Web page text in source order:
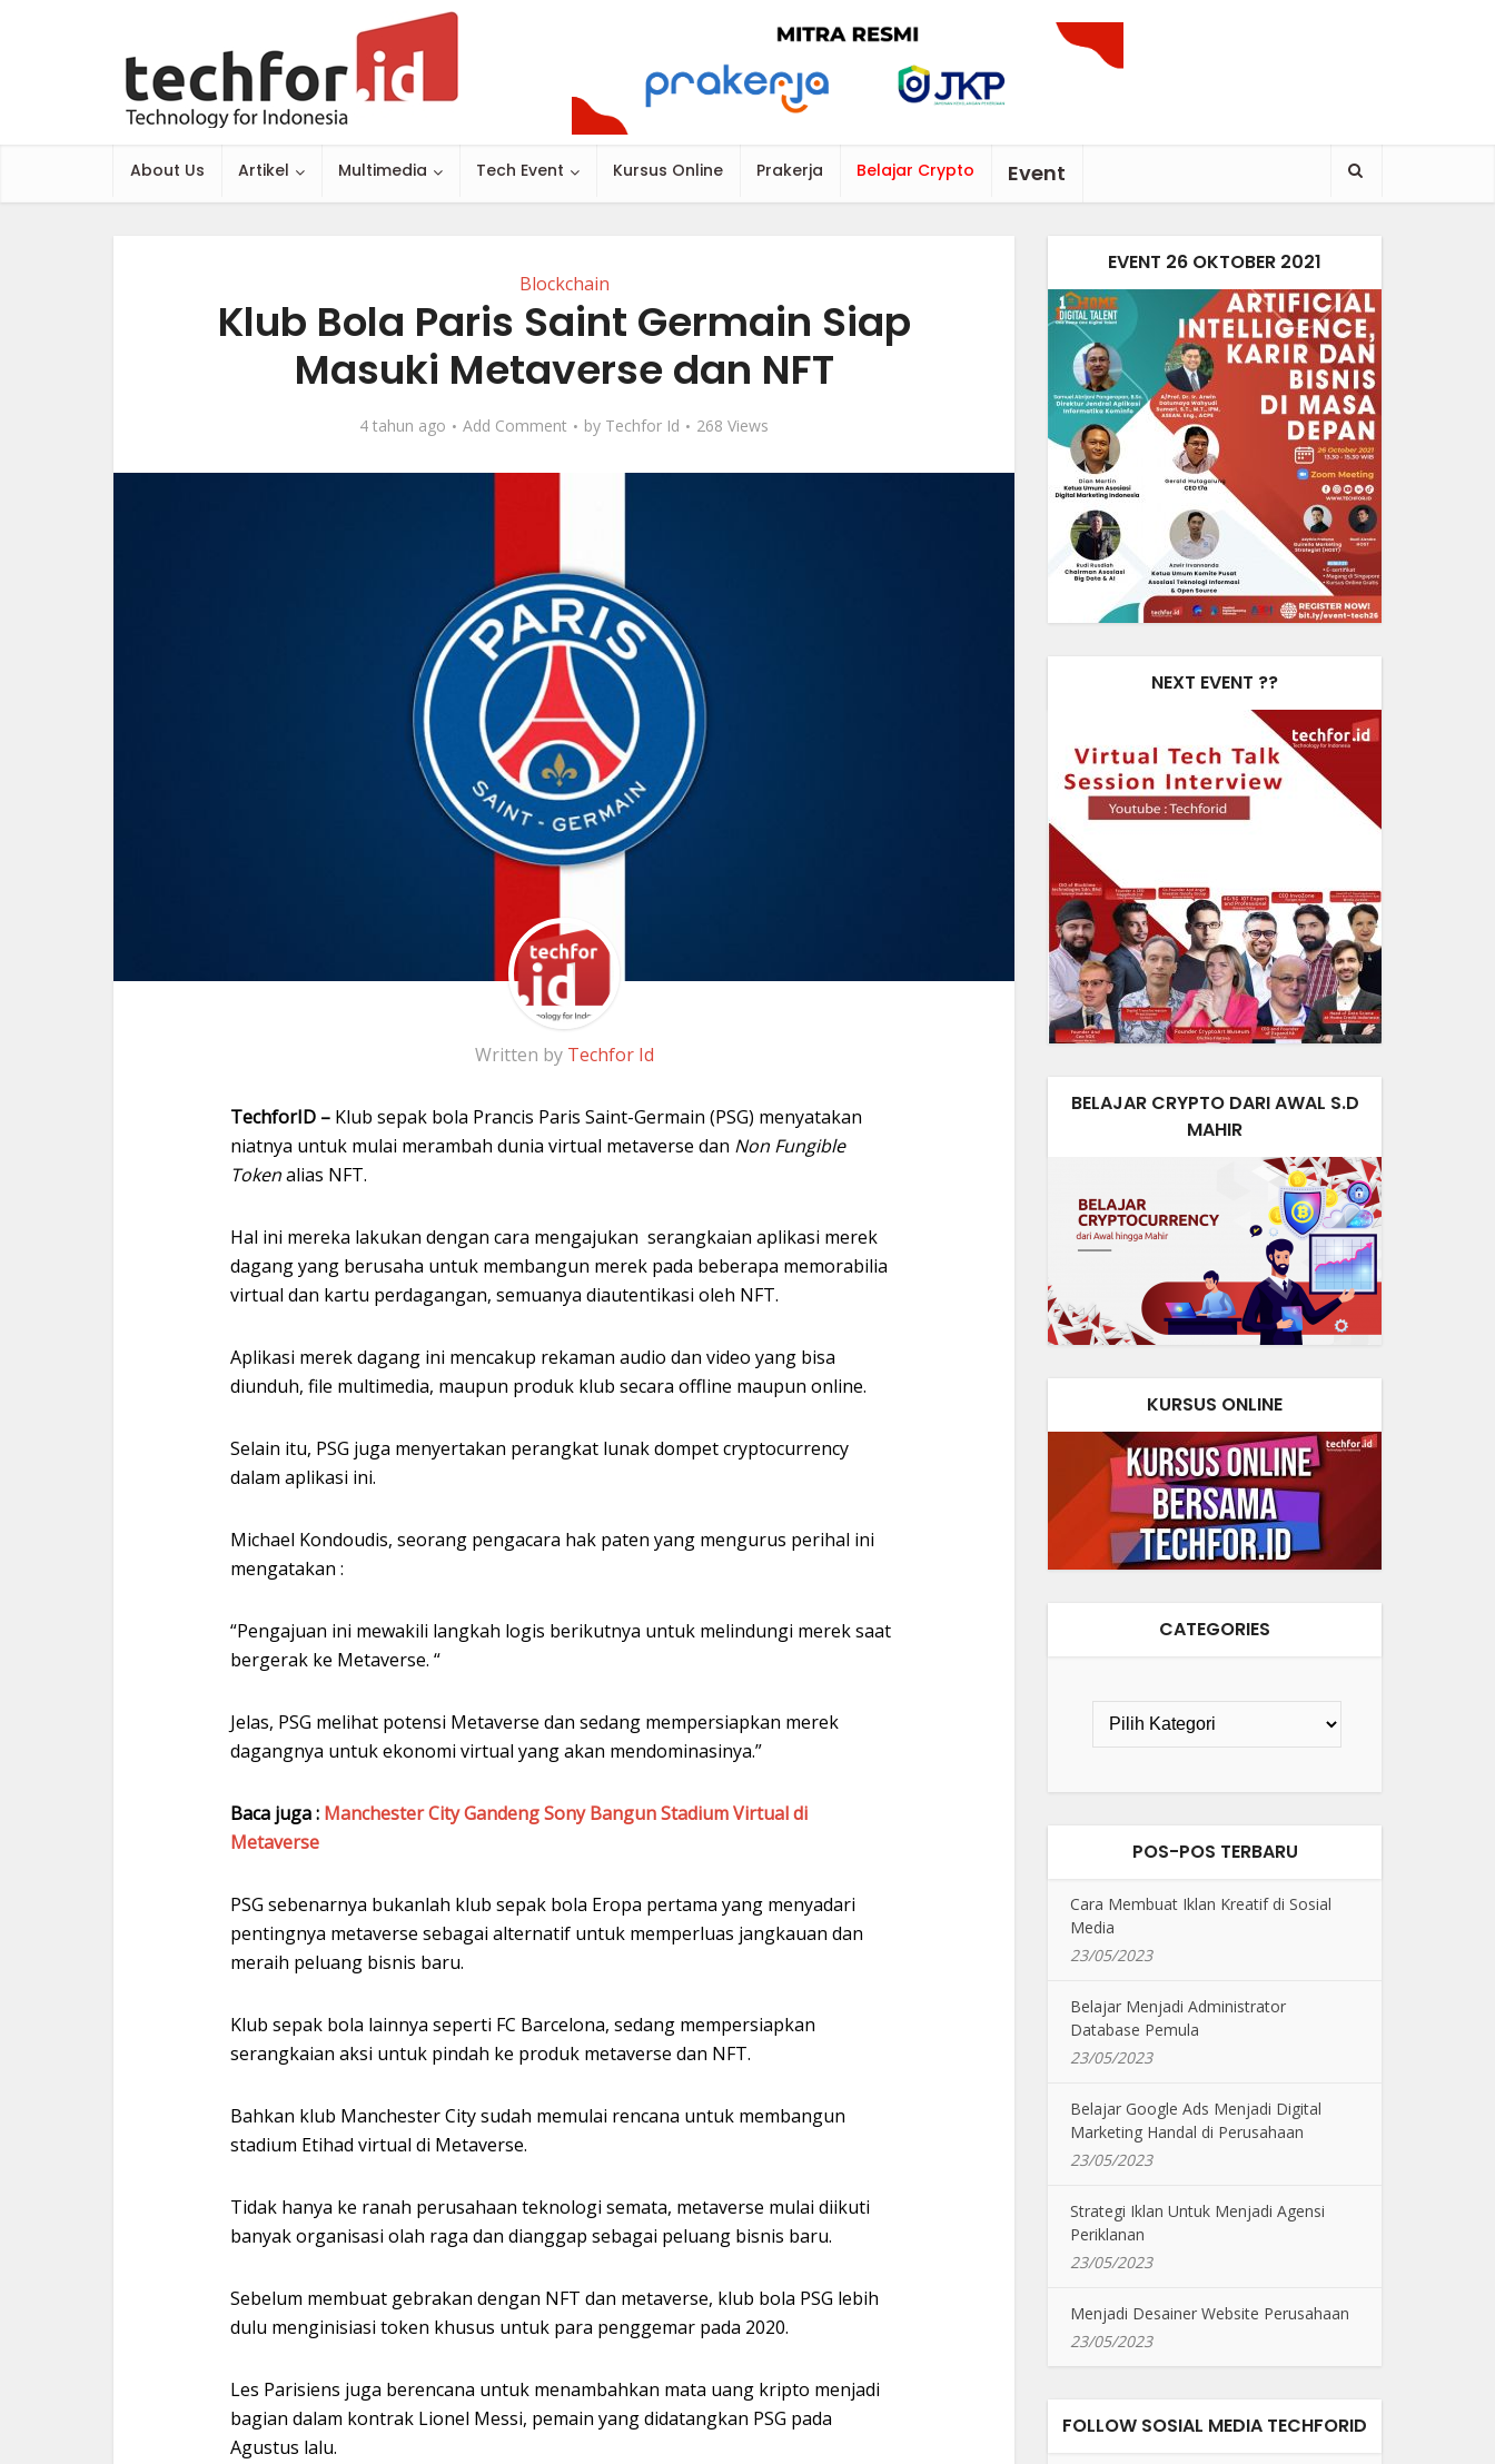
About Us Artikel Multimedia Tech Event Kursus Online Prakerja Belajar Crypto Event
Blockchain
Klub Bola Paris Saint Germain Siap
Masuki Metaverse dan NFT
4 tahun ago Add Comment by Techfor Id 268 Views
Written by Techfor Id
TechforID – Klub sepak bola Prancis Paris Saint-Germain (PSG) menyatakan
niatnya untuk mulai merambah dunia virtual metaverse dan Non Fungible
Tokenalias NFT.
Hal ini mereka lakukan dengan cara mengajukan serangkaian aplikasi merek
dagang yang berusaha untuk membangun merek pada beberapa memorabilia
virtual dan kartu perdagangan, semuanya diautentikasi oleh NFT.
Aplikasi merek dagang ini mencakup rekaman audio dan video yang bisa
diunduh, file multimedia, maupun produk klub secara offline maupun online.
Selain itu, PSG juga menyertakan perangkat lunak dompet cryptocurrency
dalam aplikasi ini.
Michael Kondoudis, seorang pengacara hak paten yang mengurus perihal ini
mengatakan :
“Pengajuan ini mewakili langkah logis berikutnya untuk melindungi merek saat
bergerak ke Metaverse. “
Jelas, PSG melihat potensi Metaverse dan sedang mempersiapkan merek
dagangnya untuk ekonomi virtual yang akan mendominasinya.”
Baca juga : Manchester City Gandeng Sony Bangun Stadium Virtual di
Metaverse
PSG sebenarnya bukanlah klub sepak bola Eropa pertama yang menyadari
pentingnya metaverse sebagai alternatif untuk memperluas jangkauan dan
meraih peluang bisnis baru.
Klub sepak bola lainnya seperti FC Barcelona, sedang mempersiapkan
serangkaian aksi untuk pindah ke produk metaverse dan NFT.
Bahkan klub Manchester City sudah memulai rencana untuk membangun
stadium Etihad virtual di Metaverse.
Tidak hanya ke ranah perusahaan teknologi semata, metaverse mulai diikuti
banyak organisasi olah raga dan dianggap sebagai peluang bisnis baru.
Sebelum membuat gebrakan dengan NFT dan metaverse, klub bola PSG lebih
dulu menginisiasi token khusus untuk para penggemar pada 2020.
Les Parisiens juga berencana untuk menambahkan mata uang kripto menjadi
bagian dalam kontrak Lionel Messi, pemain yang didatangkan PSG pada
Agustus lalu.
EVENT 26 OKTOBER 2021
NEXT EVENT ??
BELAJAR CRYPTO DARI AWAL S.D
MAHIR
KURSUS ONLINE
CATEGORIES
POS-POS TERBARU
Cara Membuat Iklan Kreatif di Sosial
Media
23/05/2023
Belajar Menjadi Administrator
Database Pemula
23/05/2023
Belajar Google Ads Menjadi Digital
Marketing Handal di Perusahaan
23/05/2023
Strategi Iklan Untuk Menjadi Agensi
Periklanan
23/05/2023
Menjadi Desainer Website Perusahaan
23/05/2023
FOLLOW SOSIAL MEDIA TECHFORID